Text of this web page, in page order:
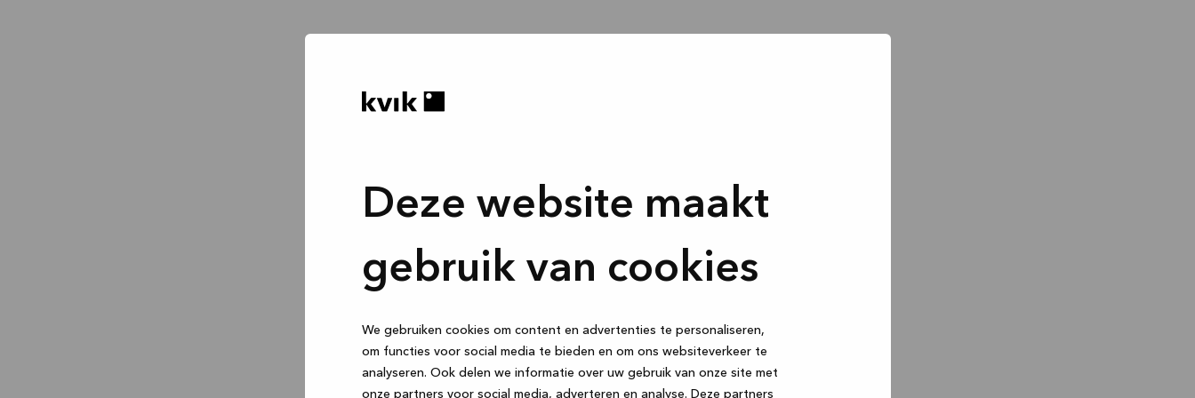
Deze website maakt
gebruik van cookies
We gebruiken cookies om content en advertenties te personaliseren,
om functies voor social media te bieden en om ons websiteverkeer te
analyseren. Ook delen we informatie over uw gebruik van onze site met
onze partners voor social media, adverteren en analyse. Deze partners